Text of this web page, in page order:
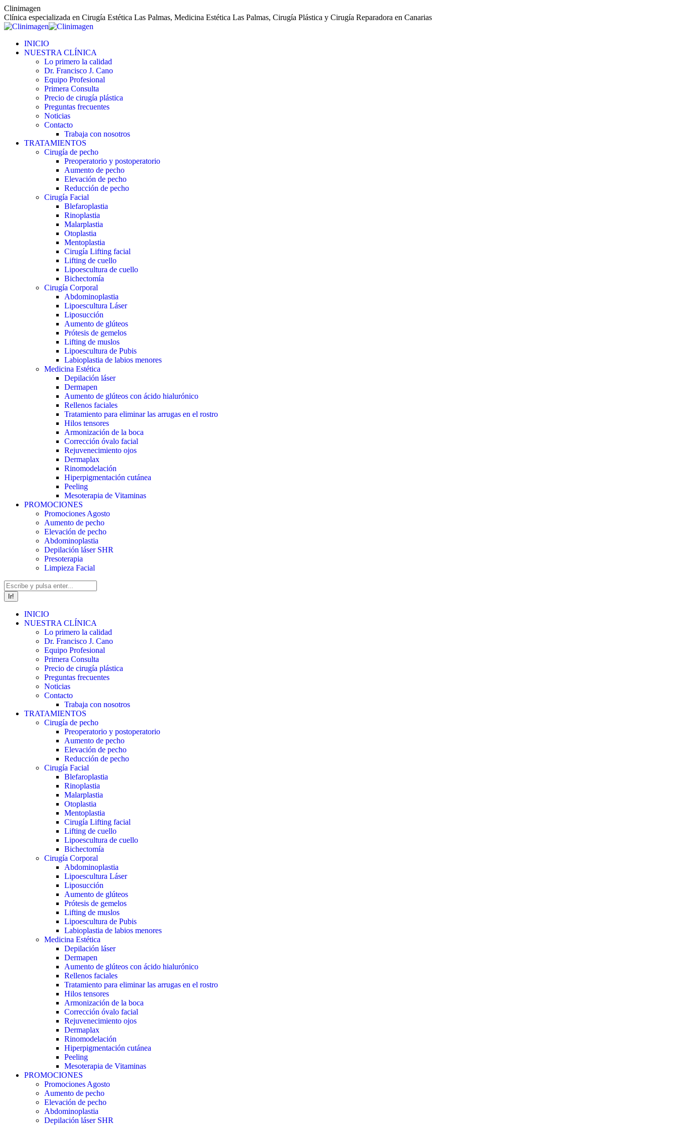
Saltar
al
contenido
Clinimagen
Clínica especializada en Cirugía Estética Las Palmas, Medicina Estética Las Palmas, Cirugía Plástica y Cirugía Reparadora en Canarias
INICIO
NUESTRA CLÍNICA
Lo primero la calidad
Dr. Francisco J. Cano
Equipo Profesional
Primera Consulta
Precio de cirugía plástica
Preguntas frecuentes
Noticias
Contacto
Trabaja con nosotros
TRATAMIENTOS
Cirugía de pecho
Preoperatorio y postoperatorio
Aumento de pecho
Elevación de pecho
Reducción de pecho
Cirugía Facial
Blefaroplastia
Rinoplastia
Malarplastia
Otoplastia
Mentoplastia
Cirugía Lifting facial
Lifting de cuello
Lipoescultura de cuello
Bichectomía
Cirugía Corporal
Abdominoplastia
Lipoescultura Láser
Liposucción
Aumento de glúteos
Prótesis de gemelos
Lifting de muslos
Lipoescultura de Pubis
Labioplastia de labios menores
Medicina Estética
Depilación láser
Dermapen
Aumento de glúteos con ácido hialurónico
Rellenos faciales
Tratamiento para eliminar las arrugas en el rostro
Hilos tensores
Armonización de la boca
Corrección óvalo facial
Rejuvenecimiento ojos
Dermaplax
Rinomodelación
Hiperpigmentación cutánea
Peeling
Mesoterapia de Vitaminas
PROMOCIONES
Promociones Agosto
Aumento de pecho
Elevación de pecho
Abdominoplastia
Depilación láser SHR
Presoterapia
Limpieza Facial
Buscar:
INICIO
NUESTRA CLÍNICA
Lo primero la calidad
Dr. Francisco J. Cano
Equipo Profesional
Primera Consulta
Precio de cirugía plástica
Preguntas frecuentes
Noticias
Contacto
Trabaja con nosotros
TRATAMIENTOS
Cirugía de pecho
Preoperatorio y postoperatorio
Aumento de pecho
Elevación de pecho
Reducción de pecho
Cirugía Facial
Blefaroplastia
Rinoplastia
Malarplastia
Otoplastia
Mentoplastia
Cirugía Lifting facial
Lifting de cuello
Lipoescultura de cuello
Bichectomía
Cirugía Corporal
Abdominoplastia
Lipoescultura Láser
Liposucción
Aumento de glúteos
Prótesis de gemelos
Lifting de muslos
Lipoescultura de Pubis
Labioplastia de labios menores
Medicina Estética
Depilación láser
Dermapen
Aumento de glúteos con ácido hialurónico
Rellenos faciales
Tratamiento para eliminar las arrugas en el rostro
Hilos tensores
Armonización de la boca
Corrección óvalo facial
Rejuvenecimiento ojos
Dermaplax
Rinomodelación
Hiperpigmentación cutánea
Peeling
Mesoterapia de Vitaminas
PROMOCIONES
Promociones Agosto
Aumento de pecho
Elevación de pecho
Abdominoplastia
Depilación láser SHR